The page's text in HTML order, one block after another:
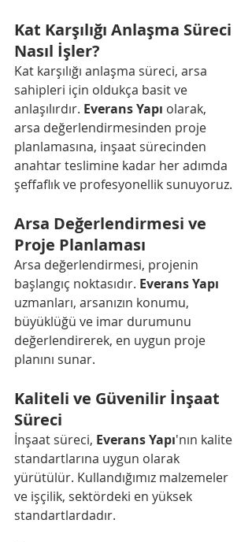
Kat Karşılığı Anlaşma Süreci
Nasıl İşler?
Kat karşılığı anlaşma süreci, arsa
sahipleri için oldukça basit ve
anlaşılırdır. Everans Yapı olarak,
arsa değerlendirmesinden proje
planlamasına, inşaat sürecinden
anahtar teslimine kadar her adımda
şeffaflık ve profesyonellik sunuyoruz.
Arsa Değerlendirmesi ve
Proje Planlaması
Arsa değerlendirmesi, projenin
başlangıç noktasıdır. Everans Yapı
uzmanları, arsanızın konumu,
büyüklüğü ve imar durumunu
değerlendirerek, en uygun proje
planını sunar.
Kaliteli ve Güvenilir İnşaat
Süreci
İnşaat süreci, Everans Yapı'nın kalite
standartlarına uygun olarak
yürütülür. Kullandığımız malzemeler
ve işçilik, sektördeki en yüksek
standartlardadır.